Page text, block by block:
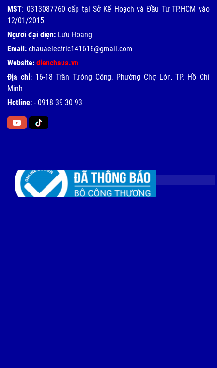
MST: 0313087760 cấp tại Sở Kế Hoạch và Đầu Tư TP.HCM vào
12/01/2015
Người đại diện: Lưu Hoàng
Email: chauaelectric141618@gmail.com
Website: dienchaua.vn
Địa chỉ: 16-18 Trần Tướng Công, Phường Chợ Lớn, TP. Hồ Chí
Minh
Hotline: - 0918 39 30 93